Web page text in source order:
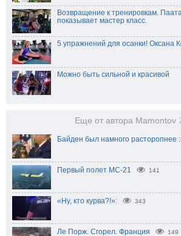
Возвращение к тренировкам.
показывает мастер класс.
5 упражнений для осанки! Оксана
Можно быть сильной и красивой
Еще от автора Mamontov
Байден был намного расторопнее
Первый полет МС-21 141
«Ну, кто курва?!»: 343
Ле Порж. Сгорел. Франция 149